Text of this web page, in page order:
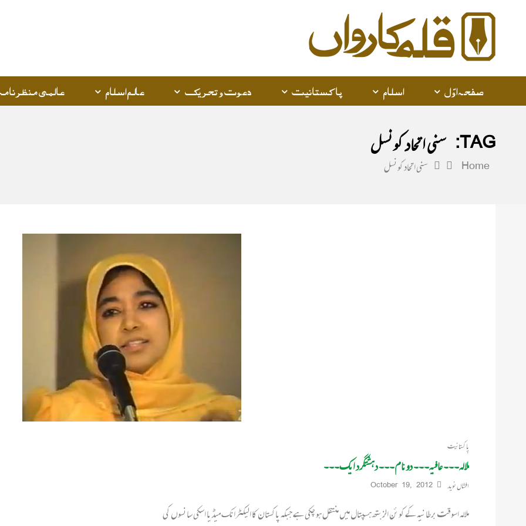
Karwan
صفحہ اوّل اسلام پاکستانیت دعوت و تحریک عالم اسلام عالمی
TAG: سنی اتحاد کونسل
Home سنی اتحاد کونسل
پاکستانیت
ملالہ۔۔۔ عافیہ۔۔۔ دو نام۔۔۔ دہشتگرد ایک۔۔۔
افشاں نوید October 19, 2012
ملالہ اسوقت برطانیہ کے کوئن الزبتھ ہسپتال میں منتقل ہو چکی ہے جبکہ پاکستان کا الیکٹرانک میڈیا اسکی سانسوں کی